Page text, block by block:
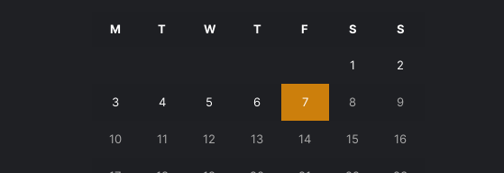
M T W T F S S
1 2
3 4 5 6 7 8 9
10 11 12 13 14 15 16